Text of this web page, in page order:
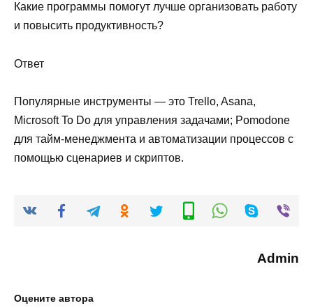
Какие программы помогут лучше организовать работу
и повысить продуктивность?
Ответ
Популярные инструменты — это Trello, Asana,
Microsoft To Do для управления задачами; Pomodone
для тайм-менеджмента и автоматизации процессов с
помощью сценариев и скриптов.
Admin
Оцените автора